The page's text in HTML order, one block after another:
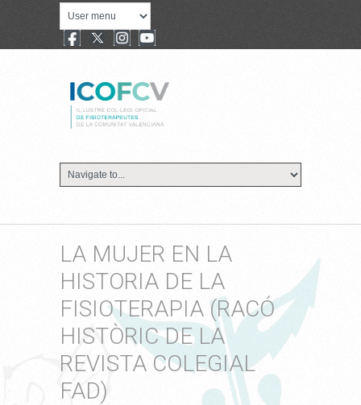
LA MUJER EN LA
HISTORIA DE LA
FISIOTERAPIA (RACÓ
HISTÒRIC DE LA
REVISTA COLEGIAL
FAD)